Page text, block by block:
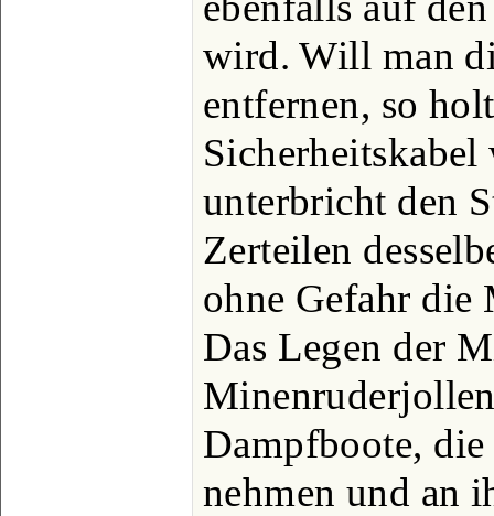
wird. Will man
entfernen, so
unterbricht den
Zerteilen
ohne Gefahr die
Das Legen der
Dampfboote,
nehmen und an